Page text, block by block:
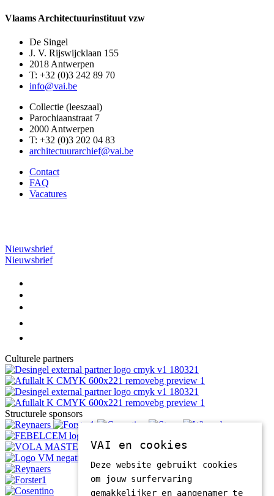
Vlaams Architectuurinstituut vzw
De Singel
J. V. Rijswijcklaan 155
2018 Antwerpen
T: +32 (0)3 242 89 70
info@vai.be
Collectie (leeszaal)
Parochiaanstraat 7
2000 Antwerpen
T: +32 (0)3 202 04 83
architectuurarchief@vai.be
Contact
FAQ
Vacatures
Nieuwsbrief
Nieuwsbrief
Culturele partners
Structurele sponsors
VAI en cookies
Deze website gebruikt cookies
om jouw surfervaring
gemakkelijker en aangenamer te